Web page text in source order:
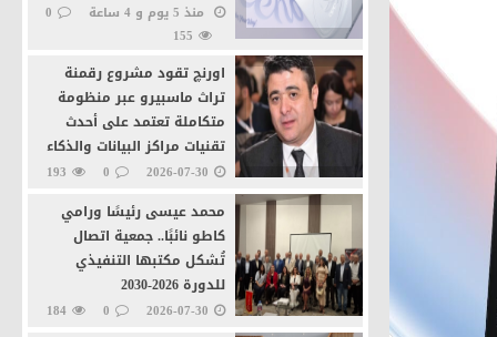
بالقاهرة
منذ 5 يوم و 4 ساعة
0
155
اورنچ تقود مشروع رقمنة
تراث ماسبيرو عبر منظومة
متكاملة تعتمد على أحدث
تقنيات مراكز البيانات والذكاء
الاصطناعى
2026-07-30
0
193
محمد عيسى رئيسًا ورامي
كاطو نائبًا.. جمعية اتصال
تُشكل مكتبها التنفيذي
للدورة 2026-2030
2026-07-30
0
184